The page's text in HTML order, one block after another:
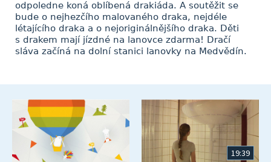
odpoledne koná oblíbená drakiáda. A soutěžit se
bude o nejhezčího malovaného draka, nejdéle
létajícího draka a o nejoriginálnějšího draka. Děti
s drakem mají jízdné na lanovce zdarma! Dračí
sláva začíná na dolní stanici lanovky na Medvědín.
19:39